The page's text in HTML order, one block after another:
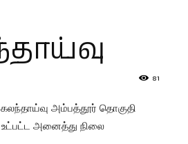
81
அம்பத்தூர் தொகுதி
உட்பட்ட அனைத்து நிலை